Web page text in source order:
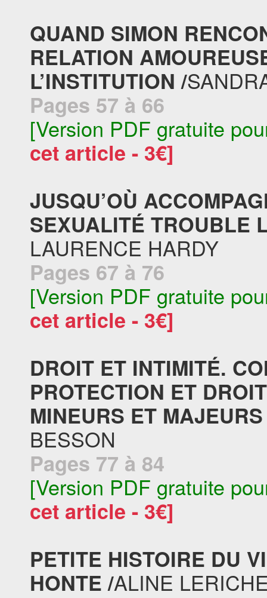
QUAND SIMON
RELATION
L’INSTITUTION /
Pages 57 à 66
[Version PDF gratuite
cet article - 3€]
JUSQU’OÙ
SEXUALITÉ TROUBLE
LAURENCE HARDY
Pages 67 à 76
[Version PDF gratuite
cet article - 3€]
DROIT ET INTIMITÉ.
PROTECTION ET
MINEURS ET
BESSON
Pages 77 à 84
[Version PDF gratuite
cet article - 3€]
PETITE HISTOIRE DU
HONTE /ALINE